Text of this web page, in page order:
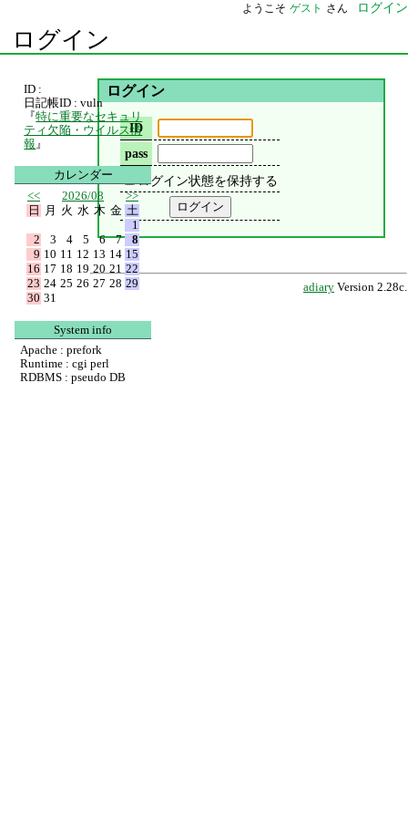
ようこそ ゲスト さん ログイン
ログイン
ログイン
ID
pass
ログイン状態を保持する
adiary Version 2.28c.
ID :
日記帳ID : vuln
『特に重要なセキュリ
ティ欠陥・ウイルス情
報 』
カレンダー
<<
2026/08
>>
日
月 火 水 木 金 土
1
2
3 4 5 6 7
8
9 10 11 12 13 14 15
16 17 18 19 20 21 22
23 24 25 26 27 28 29
30 31
System info
Apache : prefork
Runtime : cgi perl
RDBMS : pseudo DB